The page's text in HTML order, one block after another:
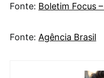
Fonte: Boletim Focus
Fonte: Agência Brasil